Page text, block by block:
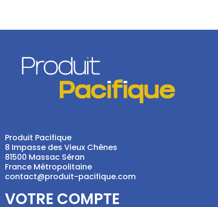
Produit Pacifique
8 Impasse des Vieux Chênes
81500 Massac Séran
France Métropolitaine
contact@produit-pacifique.com
VOTRE COMPTE